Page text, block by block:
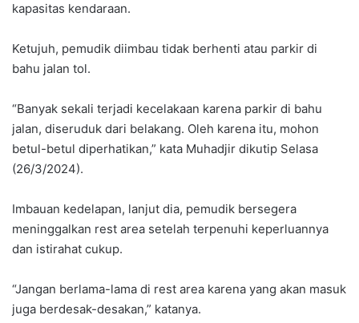
kapasitas kendaraan.
Ketujuh, pemudik diimbau tidak berhenti atau parkir di
bahu jalan tol.
“Banyak sekali terjadi kecelakaan karena parkir di bahu
jalan, diseruduk dari belakang. Oleh karena itu, mohon
betul-betul diperhatikan,” kata Muhadjir dikutip Selasa
(26/3/2024).
Imbauan kedelapan, lanjut dia, pemudik bersegera
meninggalkan rest area setelah terpenuhi keperluannya
dan istirahat cukup.
“Jangan berlama-lama di rest area karena yang akan masuk
juga berdesak-desakan,” katanya.